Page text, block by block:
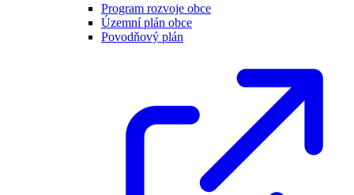
Program rozvoje obce
Územní plán obce
Povodňový plán